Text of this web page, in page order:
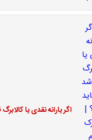
اگر یارانه نقدی یا